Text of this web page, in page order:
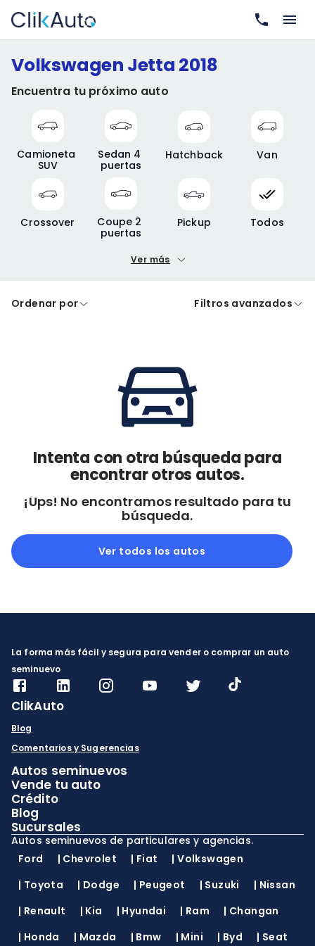
Volkswagen Jetta 2018
Encuentra tu próximo auto
Camioneta
SUV
Sedan 4
puertas
Hatchback Van
Crossover
Coupe 2
puertas
Pickup Todos
Precio máximo
A crédito De contado
Negociar precio
Ver más
Ordenar por Filtros avanzados
Intenta con otra búsqueda para
encontrar otros autos.
¡Ups! No encontramos resultado para tu
búsqueda.
Ver todos los autos
La forma más fácil y segura para vender o comprar un auto
seminuevo
ClikAuto
Blog
Comentarios y Sugerencias
Autos seminuevos
Vende tu auto
Crédito
Blog
Sucursales
Autos seminuevos de particulares y agencias.
Ford
| Chevrolet | Fiat |Volkswagen
| Toyota | Dodge | Peugeot | Suzuki | Nissan
| Renault | Kia | Hyundai | Ram | Changan
| Honda | Mazda | Bmw | Mini | Byd | Seat